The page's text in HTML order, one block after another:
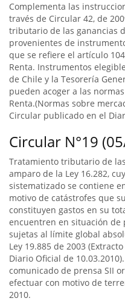
Complementa las
través de Circular 42, de
tributario de las ganancias
provenientes de
que se refiere el artículo
Renta. Instrumentos
de Chile y la Tesorería
pueden acoger a las
Renta.(Normas sobre
Circular publicado en el
Circular N°19
Tratamiento tributario de
amparo de la Ley 16.282,
sistematizado se contiene
motivo de catástrofes que
constituyen gastos en su
encuentren en situación
sujetas al límite global
Ley 19.885 de 2003
Diario Oficial de
comunicado de prensa SII
efectuar con motivo de
2010.